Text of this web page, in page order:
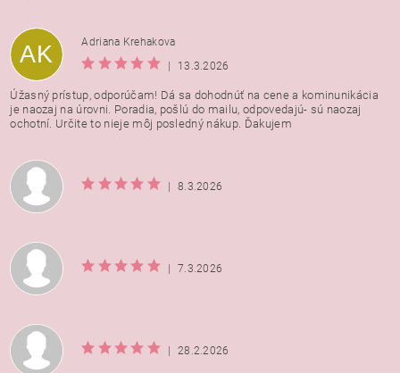
AK
Adriana Krehakova
|
13.3.2026
Úžasný prístup, odporúčam! Dá sa dohodnúť na cene a kominunikácia
je naozaj na úrovni. Poradia, pošlú do mailu, odpovedajú- sú naozaj
ochotní. Určite to nieje môj posledný nákup. Ďakujem
| 8.3.2026
| 7.3.2026
| 28.2.2026